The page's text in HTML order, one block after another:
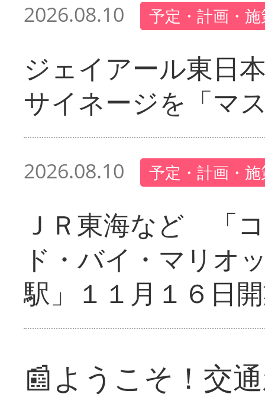
2026.08.10 予定・計画・
ジェイアール東日
サイネージを「マ
2026.08.10 予定・計画・
ＪＲ東海など 「
ド・バイ・マリオ
駅」１１月１６日
📰ようこそ！交